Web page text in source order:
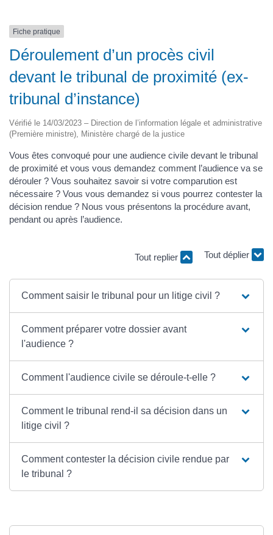
Fiche pratique
Déroulement d’un procès civil
devant le tribunal de proximité (ex-
tribunal d’instance)
Vérifié le 14/03/2023 – Direction de l’information légale et administrative
(Première ministre), Ministère chargé de la justice
Vous êtes convoqué pour une audience civile devant le tribunal
de proximité et vous vous demandez comment l’audience va se
dérouler ? Vous souhaitez savoir si votre comparution est
nécessaire ? Vous vous demandez si vous pourrez contester la
décision rendue ? Nous vous présentons la procédure avant,
pendant ou après l’audience.
Tout replier
Tout déplier
Comment saisir le tribunal pour un litige civil ?
Comment préparer votre dossier avant
l'audience ?
Comment l'audience civile se déroule-t-elle ?
Comment le tribunal rend-il sa décision dans un
litige civil ?
Comment contester la décision civile rendue par
le tribunal ?